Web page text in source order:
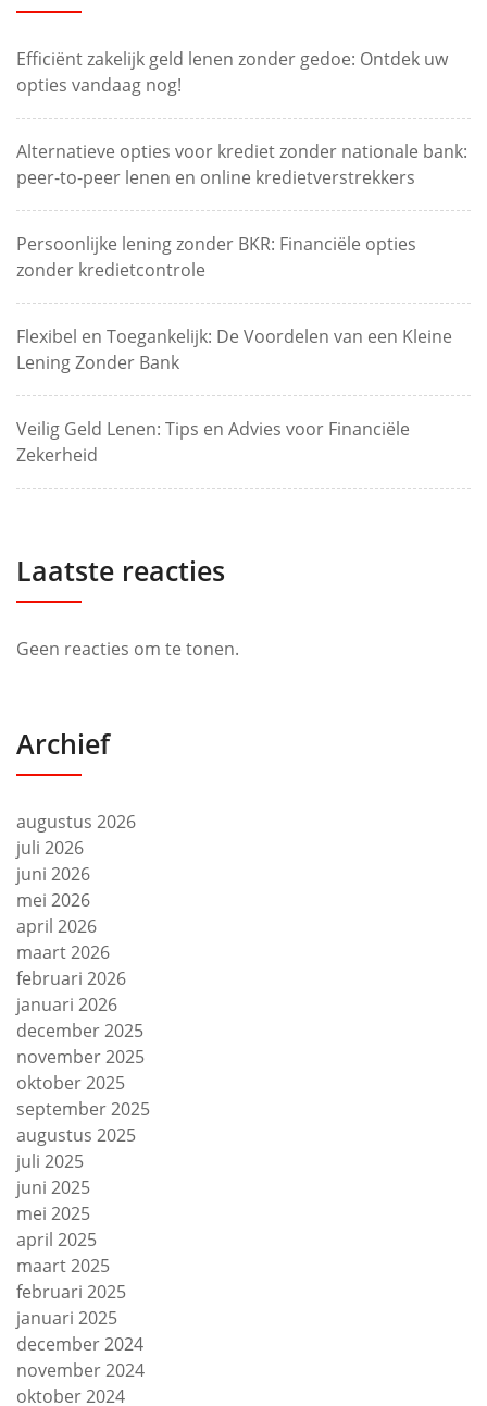
Efficiënt zakelijk geld lenen zonder gedoe: Ontdek uw
opties vandaag nog!
Alternatieve opties voor krediet zonder nationale bank:
peer-to-peer lenen en online kredietverstrekkers
Persoonlijke lening zonder BKR: Financiële opties
zonder kredietcontrole
Flexibel en Toegankelijk: De Voordelen van een Kleine
Lening Zonder Bank
Veilig Geld Lenen: Tips en Advies voor Financiële
Zekerheid
Laatste reacties
Geen reacties om te tonen.
Archief
augustus 2026
juli 2026
juni 2026
mei 2026
april 2026
maart 2026
februari 2026
januari 2026
december 2025
november 2025
oktober 2025
september 2025
augustus 2025
juli 2025
juni 2025
mei 2025
april 2025
maart 2025
februari 2025
januari 2025
december 2024
november 2024
oktober 2024